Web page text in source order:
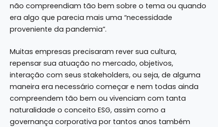
não compreendiam tão bem sobre o tema ou quando
era algo que parecia mais uma “necessidade
proveniente da pandemia”.
Muitas empresas precisaram rever sua cultura,
repensar sua atuação no mercado, objetivos,
interação com seus stakeholders, ou seja, de alguma
maneira era necessário começar e nem todas ainda
compreendem tão bem ou vivenciam com tanta
naturalidade o conceito ESG, assim como a
governança corporativa por tantos anos também